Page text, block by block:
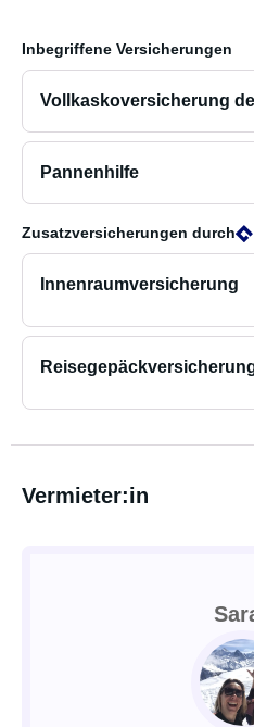
Inbegriffene Versicherungen
Vollkaskoversicherung
Pannenhilfe
Zusatzversicherungen durch
Innenraumversicherung
Vermieter:in